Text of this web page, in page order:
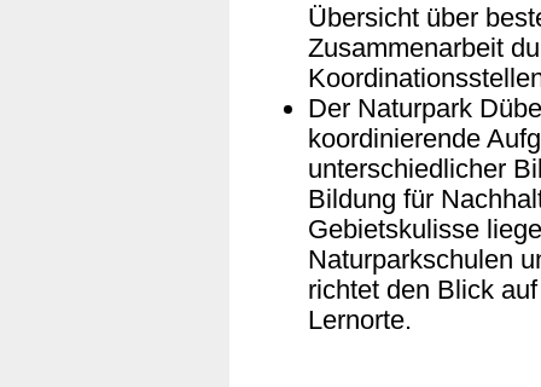
Übersicht über
Zusammenarbeit
Der Naturpark
koordinierende
unterschiedlicher
Bildung für
Gebietskulisse
Naturparkschulen
richtet den Blick
Lernorte.